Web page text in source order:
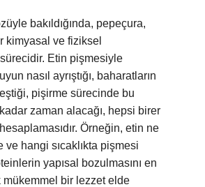
bakıldığında, pepeçura,
kimyasal ve fiziksel
Etin pişmesiyle
nasıl ayrıştığı, baharatların
pişirme sürecinde bu
kadar zaman alacağı, hepsi birer
Örneğin, etin ne
ve hangi sıcaklıkta pişmesi
yapısal bozulmasını en
mükemmel bir lezzet elde